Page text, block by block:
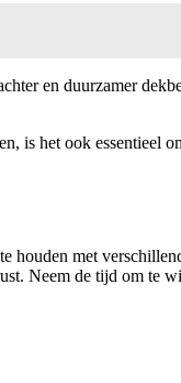
en duurzamer
is het ook essentieel
met
Neem de tijd om te